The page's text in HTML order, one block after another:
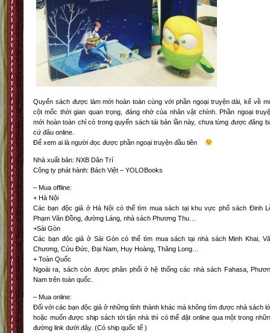
Quyển sách được làm mới hoàn toàn cùng với phần ngoại truyện dài, kể về
cột mốc thời gian quan trọng, đáng nhớ của nhân vật chính. Phần ngoại
mới hoàn toàn chỉ có trong quyển sách tái bản lần này, chưa từng được đăng
cứ đâu online.
Để xem ai là người đọc được phần ngoại truyện đầu tiên
Nhà xuất bản: NXB Dân Trí
Công ty phát hành: Bách Việt – YOLOBooks
– Mua offline:
+ Hà Nội
Các bạn độc giả ở Hà Nội có thể tìm mua sách tại khu vực phố sách Đinh
Phạm Văn Đồng, đường Láng, nhà sách Phương Thu…
+Sài Gòn
Các bạn độc giả ở Sài Gòn có thể tìm mua sách tại nhà sách Minh Khai,
Chương, Cửu Đức, Đại Nam, Huy Hoàng, Thăng Long…
+ Toàn Quốc
Ngoài ra, sách còn được phân phối ở hệ thống các nhà sách Fahasa,
Nam trên toàn quốc.
– Mua online:
Đối với các bạn độc giả ở những tỉnh thành khác mà không tìm được nhà sách
hoặc muốn được ship sách tới tận nhà thì có thể đặt online qua một trong
đường link dưới đây. (Có ship quốc tế )